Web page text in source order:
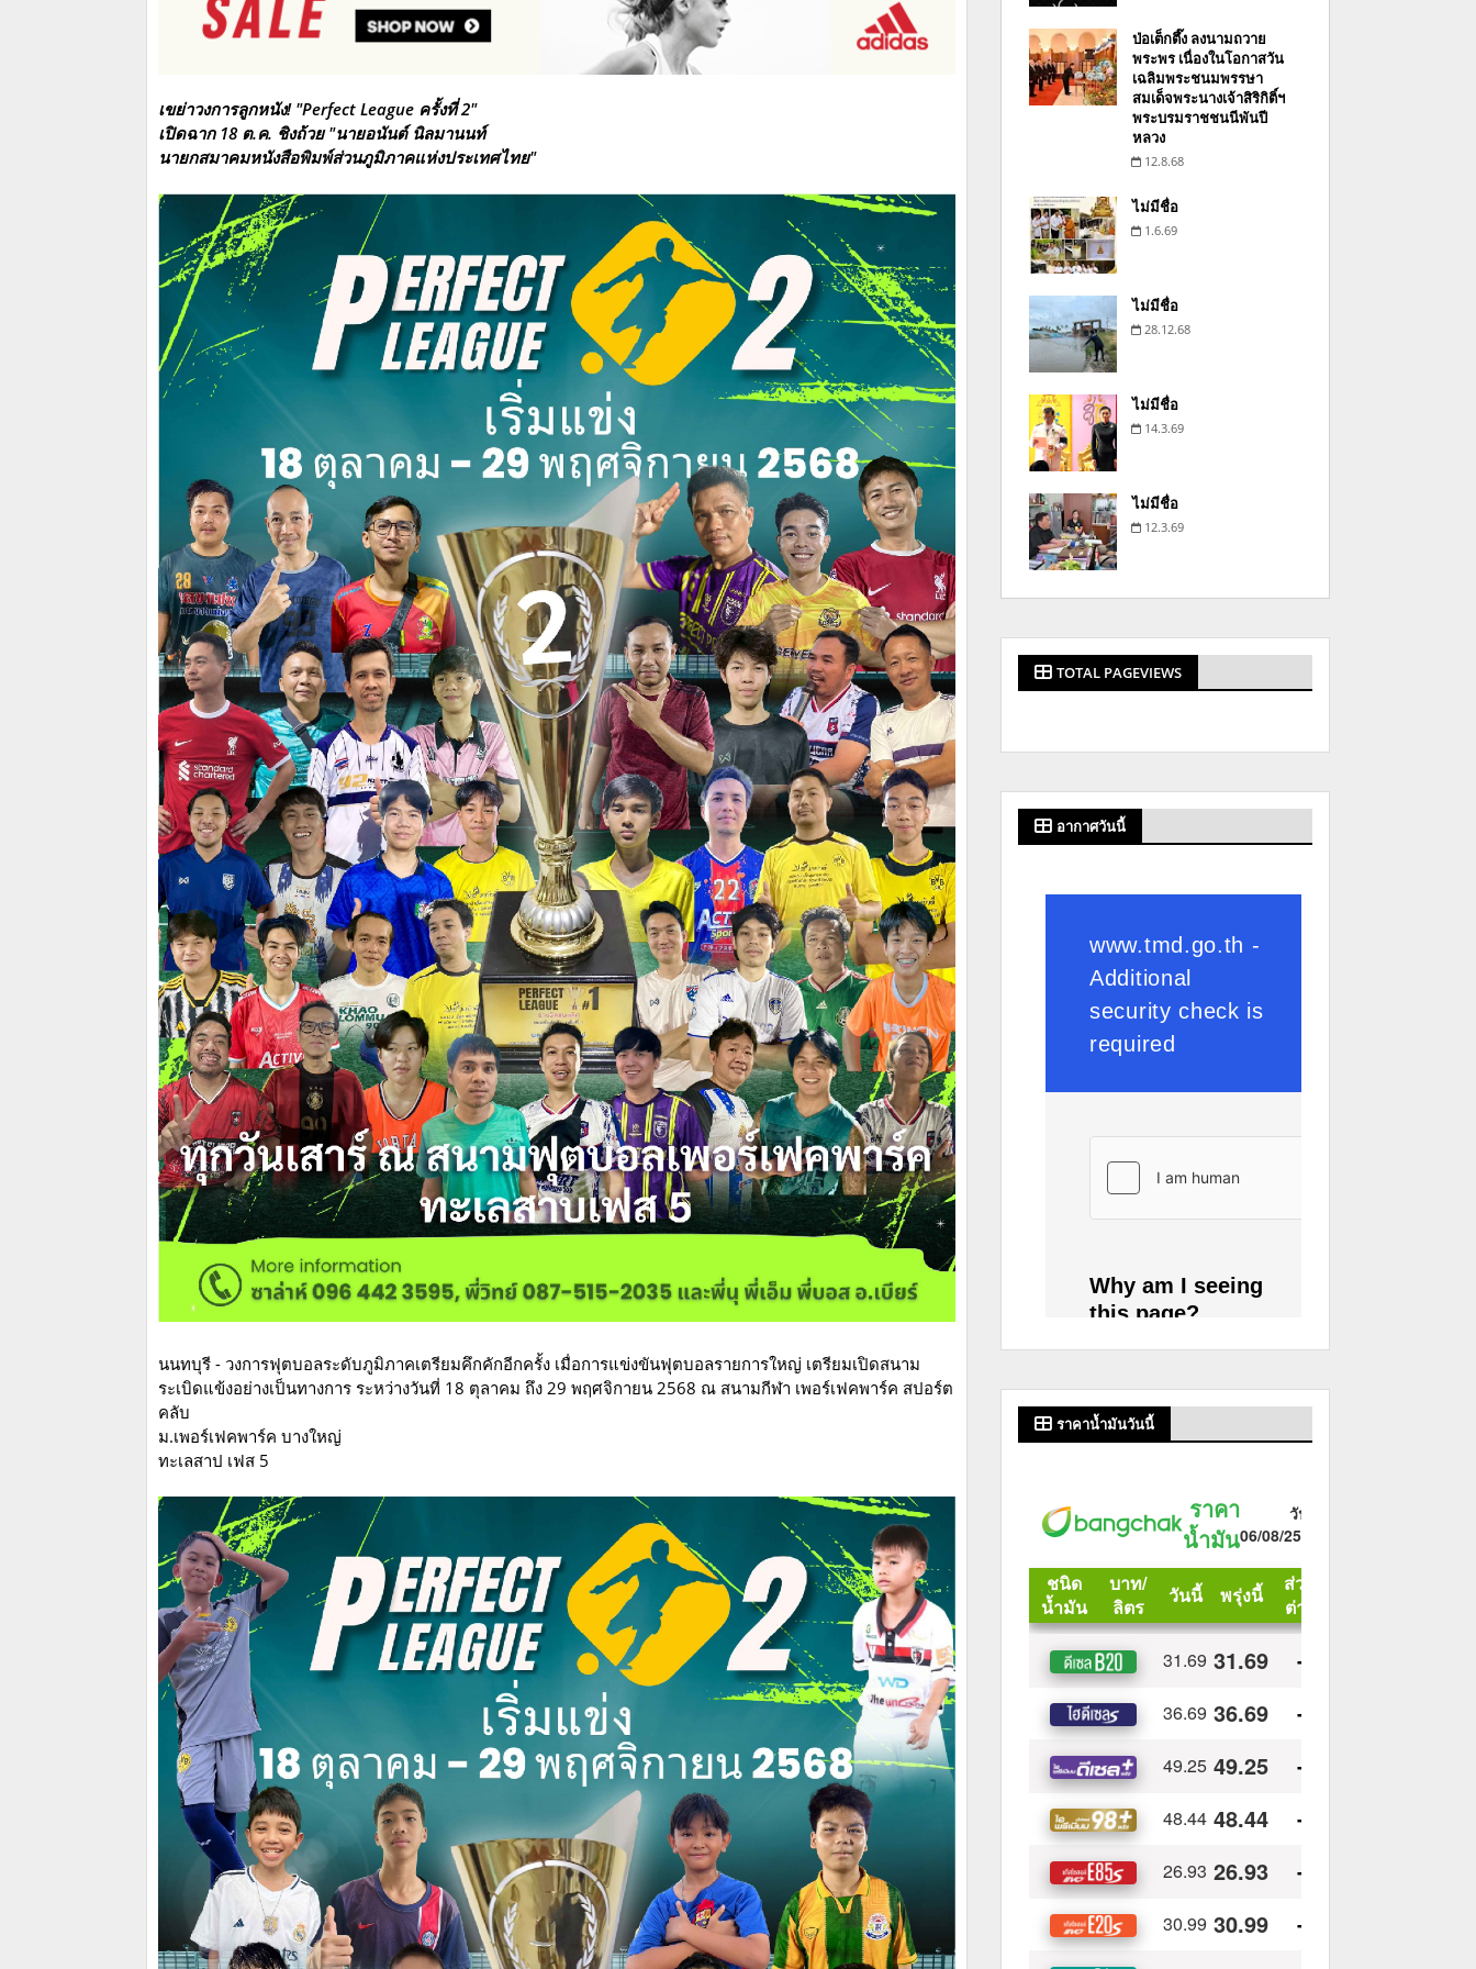
เขย่าวงการลูกหนัง! "Perfect League ครั้งที่ 2"
เปิดฉาก 18 ต.ค. ชิงถ้วย"นายอนันต์ นิลมานนท์
นายกสมาคมหนังสือพิมพ์ส่วนภูมิภาคแห่งประเทศไทย"
นนทบุรี - วงการฟุตบอลระดับภูมิภาคเตรียมคึกคักอีกครั้ง เมื่อการแข่งขันฟุตบอลรายการใหญ่ เตรียมเปิดสนาม
ระเบิดแข้งอย่างเป็นทางการ ระหว่างวันที่ 18 ตุลาคม ถึง 29 พฤศจิกายน 2568 ณ สนามกีฬา เพอร์เฟคพาร์ค สปอร์ต
คลับ
ม.เพอร์เฟคพาร์ค บางใหญ่
ทะเลสาป เฟส 5
ป่อเต็กตึ๊ง ลงนามถวาย
พระพร เนื่องในโอกาสวัน
เฉลิมพระชนมพรรษา
สมเด็จพระนางเจ้าสิริกิติ์ฯ
พระบรมราชชนนีพันปี
หลวง
12.8.68
ไม่มีชื่อ
1.6.69
ไม่มีชื่อ
28.12.68
ไม่มีชื่อ
14.3.69
ไม่มีชื่อ
12.3.69
TOTAL PAGEVIEWS
อากาศวันนี้
ราคาน้ำมันวันนี้